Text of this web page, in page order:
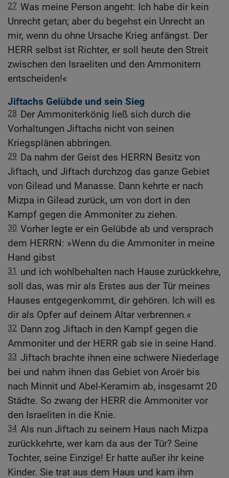
27 Was meine Person angeht: Ich habe dir kein
Unrecht getan; aber du begehst ein Unrecht an
mir, wenn du ohne Ursache Krieg anfängst. Der
HERR selbst ist Richter, er soll heute den Streit
zwischen den Israeliten und den Ammonitern
entscheiden!«
Jiftachs Gelübde und sein Sieg
28 Der Ammoniterkönig ließ sich durch die
Vorhaltungen Jiftachs nicht von seinen
Kriegsplänen abbringen.
29 Da nahm der Geist des HERRN Besitz von
Jiftach, und Jiftach durchzog das ganze Gebiet
von Gilead und Manasse. Dann kehrte er nach
Mizpa in Gilead zurück, um von dort in den
Kampf gegen die Ammoniter zu ziehen.
30 Vorher legte er ein Gelübde ab und versprach
dem HERRN: »Wenn du die Ammoniter in meine
Hand gibst
31
und ich wohlbehalten nach Hause zurückkehre,
soll das, was mir als Erstes aus der Tür meines
Hauses entgegenkommt, dir gehören. Ich will es
dir als Opfer auf deinem Altar verbrennen.«
32 Dann zog Jiftach in den Kampf gegen die
Ammoniter und der HERR gab sie in seine Hand.
33 Jiftach brachte ihnen eine schwere Niederlage
bei und nahm ihnen das Gebiet von Aroër bis
nach Minnit und Abel-Keramim ab, insgesamt 20
Städte. So zwang der HERR die Ammoniter vor
den Israeliten in die Knie.
34 Als nun Jiftach zu seinem Haus nach Mizpa
zurückkehrte, wer kam da aus der Tür? Seine
Tochter, seine Einzige! Er hatte außer ihr keine
Kinder. Sie trat aus dem Haus und kam ihm